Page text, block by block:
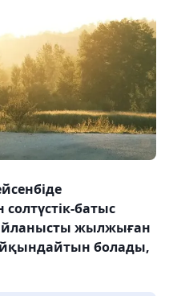
батыс
жылжыған
болады,